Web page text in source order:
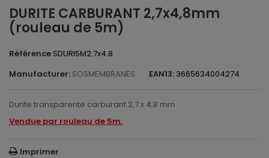
DURITE CARBURANT 2,7x4,8mm
(rouleau de 5m)
Référence SDURI5M2.7x4.8
Manufacturer: SOSMEMBRANES EAN13: 3665634004274
Durite transparente carburant 2,7 x 4,8 mm
Vendue par rouleau de 5m.
Imprimer